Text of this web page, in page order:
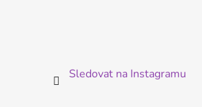
Sledovat na Instagramu